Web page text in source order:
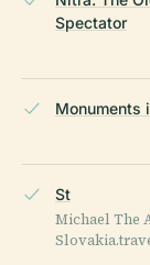
Spectator
Monuments
St
Michael The